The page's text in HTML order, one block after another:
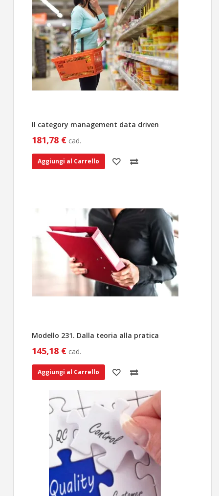
Il category management data driven
181,78 € cad.
Aggiungi al Carrello
Modello 231. Dalla teoria alla pratica
145,18 € cad.
Aggiungi al Carrello